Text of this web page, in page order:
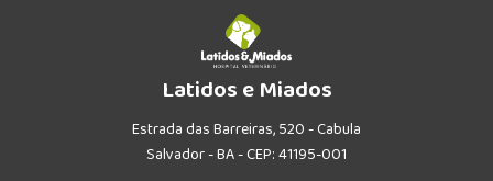
Latidos e Miados
Estrada das Barreiras, 520 - Cabula
Salvador - BA - CEP: 41195-001